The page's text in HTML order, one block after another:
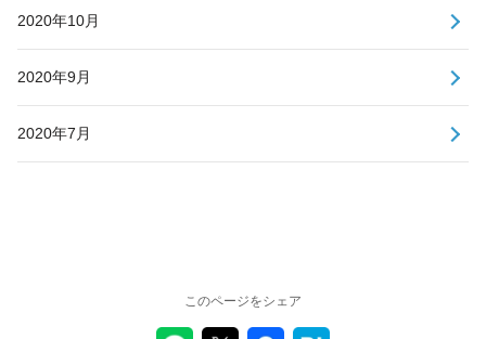
2020年10月
2020年9月
2020年7月
このページをシェア